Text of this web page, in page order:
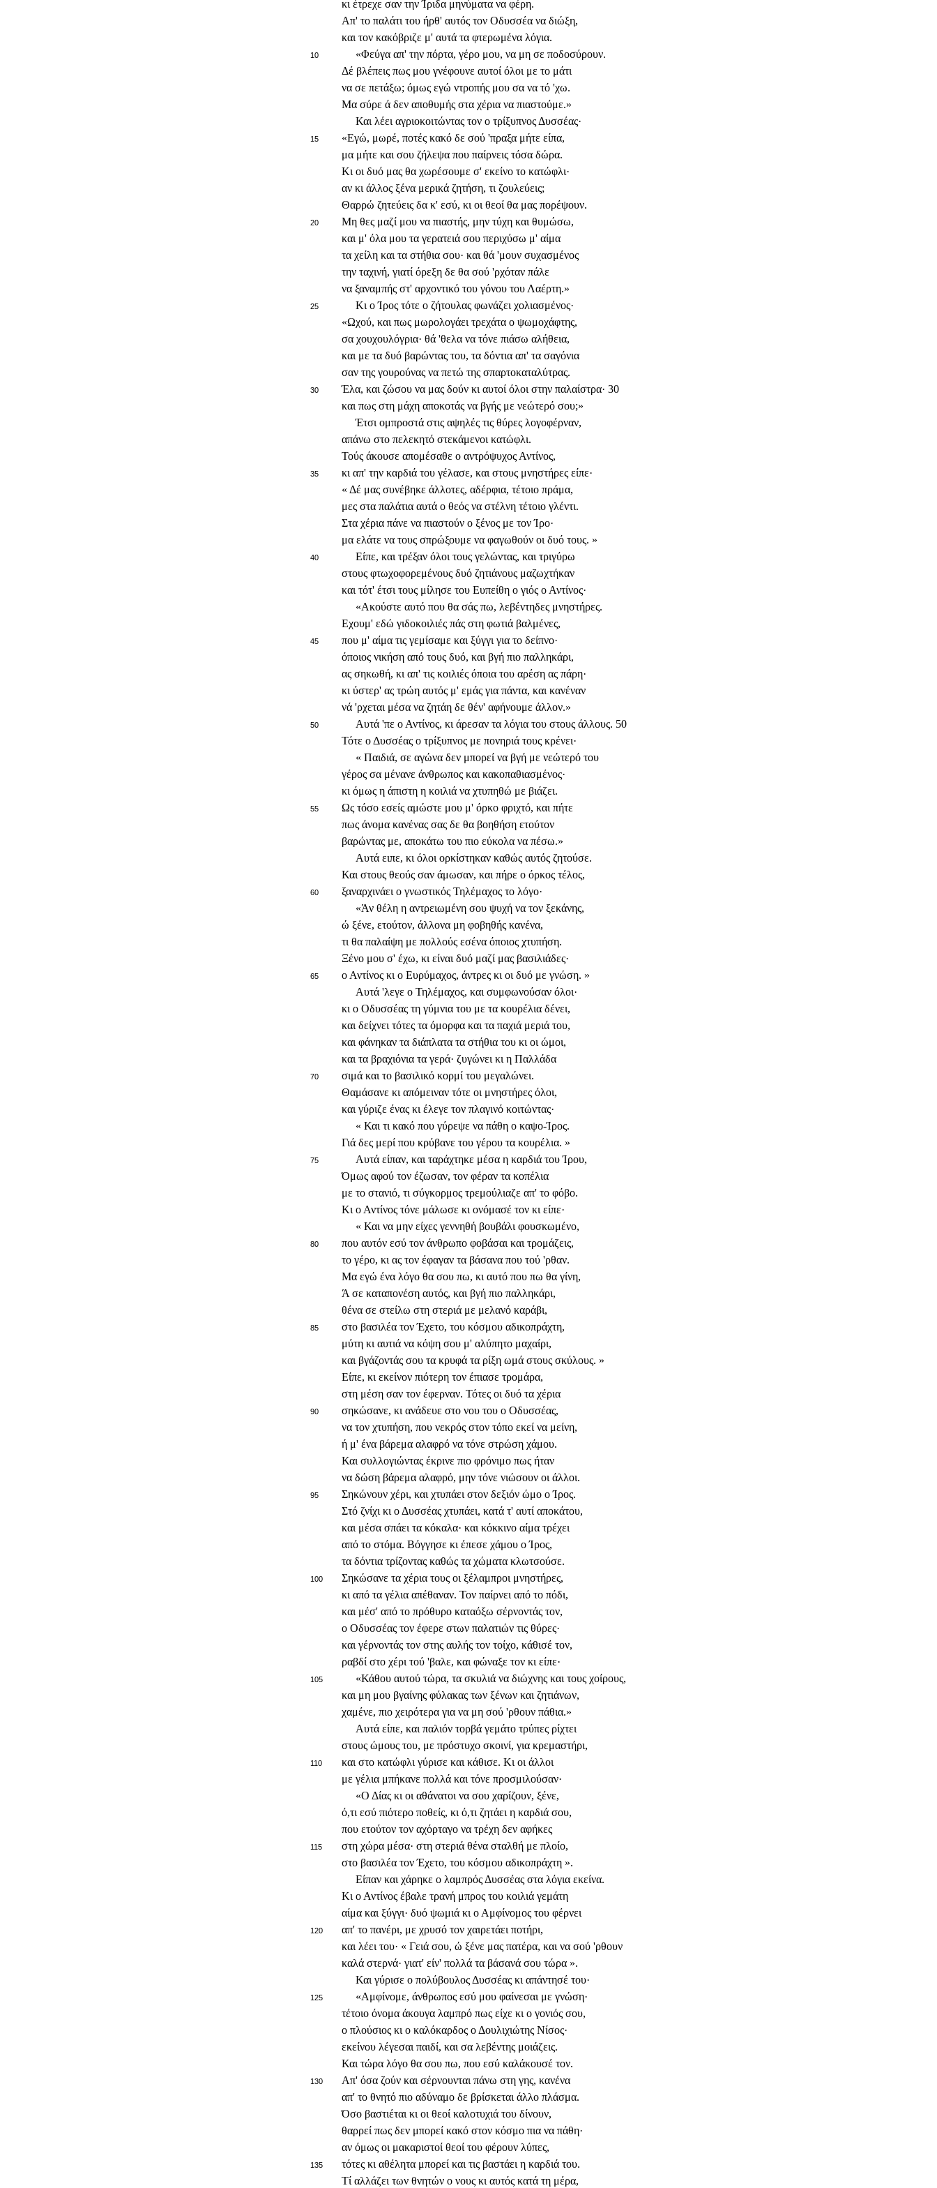
κι έτρεχε σαν την Ίριδα μηνύματα να φέρη.
Απ' το παλάτι του ήρθ' αυτός τον Οδυσσέα να διώξη,
και τον κακόβριζε μ' αυτά τα φτερωμένα λόγια.
10
«Φεύγα απ' την πόρτα, γέρο μου, να μη σε ποδοσύρουν.
Δέ βλέπεις πως μου γνέφουνε αυτοί όλοι με το μάτι
να σε πετάξω; όμως εγώ ντροπής μου σα να τό 'χω.
Μα σύρε ά δεν αποθυμής στα χέρια να πιαστούμε.»
Και λέει αγριοκοιτώντας τον ο τρίξυπνος Δυσσέας·
15
«Εγώ, μωρέ, ποτές κακό δε σού 'πραξα μήτε είπα,
μα μήτε και σου ζήλεψα που παίρνεις τόσα δώρα.
Κι οι δυό μας θα χωρέσουμε σ' εκείνο το κατώφλι·
αν κι άλλος ξένα μερικά ζητήση, τι ζουλεύεις;
Θαρρώ ζητεύεις δα κ' εσύ, κι οι θεοί θα μας πορέψουν.
20
Μη θες μαζί μου να πιαστής, μην τύχη και θυμώσω,
και μ' όλα μου τα γερατειά σου περιχύσω μ' αίμα
τα χείλη και τα στήθια σου· και θά 'μουν συχασμένος
την ταχινή, γιατί όρεξη δε θα σού 'ρχόταν πάλε
να ξαναμπής στ' αρχοντικό του γόνου του Λαέρτη.»
25
Κι ο Ίρος τότε ο ζήτουλας φωνάζει χολιασμένος·
«Ωχού, και πως μωρολογάει τρεχάτα ο ψωμοχάφτης,
σα χουχουλόγρια· θά 'θελα να τόνε πιάσω αλήθεια,
και με τα δυό βαρώντας του, τα δόντια απ' τα σαγόνια
σαν της γουρούνας να πετώ της σπαρτοκαταλύτρας.
30
Έλα, και ζώσου να μας δούν κι αυτοί όλοι στην παλαίστρα· 30
και πως στη μάχη αποκοτάς να βγής με νεώτερό σου;»
Έτσι ομπροστά στις αψηλές τις θύρες λογοφέρναν,
απάνω στο πελεκητό στεκάμενοι κατώφλι.
Τούς άκουσε απομέσαθε ο αντρόψυχος Αντίνος,
35
κι απ' την καρδιά του γέλασε, και στους μνηστήρες είπε·
« Δέ μας συνέβηκε άλλοτες, αδέρφια, τέτοιο πράμα,
μες στα παλάτια αυτά ο θεός να στέλνη τέτοιο γλέντι.
Στα χέρια πάνε να πιαστούν ο ξένος με τον Ίρο·
μα ελάτε να τους σπρώξουμε να φαγωθούν οι δυό τους. »
40
Είπε, και τρέξαν όλοι τους γελώντας, και τριγύρω
στους φτωχοφορεμένους δυό ζητιάνους μαζωχτήκαν
και τότ' έτσι τους μίλησε του Ευπείθη ο γιός ο Αντίνος·
«Ακούστε αυτό που θα σάς πω, λεβέντηδες μνηστήρες.
Εχουμ' εδώ γιδοκοιλιές πάς στη φωτιά βαλμένες,
45
που μ' αίμα τις γεμίσαμε και ξύγγι για το δείπνο·
όποιος νικήση από τους δυό, και βγή πιο παλληκάρι,
ας σηκωθή, κι απ' τις κοιλιές όποια του αρέση ας πάρη·
κι ύστερ' ας τρώη αυτός μ' εμάς για πάντα, και κανέναν
νά 'ρχεται μέσα να ζητάη δε θέν' αφήνουμε άλλον.»
50
Αυτά 'πε ο Αντίνος, κι άρεσαν τα λόγια του στους άλλους. 50
Τότε ο Δυσσέας ο τρίξυπνος με πονηριά τους κρένει·
« Παιδιά, σε αγώνα δεν μπορεί να βγή με νεώτερό του
γέρος σα μένανε άνθρωπος και κακοπαθιασμένος·
κι όμως η άπιστη η κοιλιά να χτυπηθώ με βιάζει.
55
Ως τόσο εσείς αμώστε μου μ' όρκο φριχτό, και πήτε
πως άνομα κανένας σας δε θα βοηθήση ετούτον
βαρώντας με, αποκάτω του πιο εύκολα να πέσω.»
Αυτά ειπε, κι όλοι ορκίστηκαν καθώς αυτός ζητούσε.
Και στους θεούς σαν άμωσαν, και πήρε ο όρκος τέλος,
60
ξαναρχινάει ο γνωστικός Τηλέμαχος το λόγο·
«Άν θέλη η αντρειωμένη σου ψυχή να τον ξεκάνης,
ώ ξένε, ετούτον, άλλονα μη φοβηθής κανένα,
τι θα παλαίψη με πολλούς εσένα όποιος χτυπήση.
Ξένο μου σ' έχω, κι είναι δυό μαζί μας βασιλιάδες·
65
ο Αντίνος κι ο Ευρύμαχος, άντρες κι οι δυό με γνώση. »
Αυτά 'λεγε ο Τηλέμαχος, και συμφωνούσαν όλοι·
κι ο Οδυσσέας τη γύμνια του με τα κουρέλια δένει,
και δείχνει τότες τα όμορφα και τα παχιά μεριά του,
και φάνηκαν τα διάπλατα τα στήθια του κι οι ώμοι,
και τα βραχιόνια τα γερά· ζυγώνει κι η Παλλάδα
70
σιμά και το βασιλικό κορμί του μεγαλώνει.
Θαμάσανε κι απόμειναν τότε οι μνηστήρες όλοι,
και γύριζε ένας κι έλεγε τον πλαγινό κοιτώντας·
« Και τι κακό που γύρεψε να πάθη ο καψο-Ίρος.
Γιά δες μερί που κρύβανε του γέρου τα κουρέλια. »
75
Αυτά είπαν, και ταράχτηκε μέσα η καρδιά του Ίρου,
Όμως αφού τον έζωσαν, τον φέραν τα κοπέλια
με το στανιό, τι σύγκορμος τρεμούλιαζε απ' το φόβο.
Κι ο Αντίνος τόνε μάλωσε κι ονόμασέ τον κι είπε·
« Και να μην είχες γεννηθή βουβάλι φουσκωμένο,
80
που αυτόν εσύ τον άνθρωπο φοβάσαι και τρομάζεις,
το γέρο, κι ας τον έφαγαν τα βάσανα που τού 'ρθαν.
Μα εγώ ένα λόγο θα σου πω, κι αυτό που πω θα γίνη,
Ά σε καταπονέση αυτός, και βγή πιο παλληκάρι,
θένα σε στείλω στη στεριά με μελανό καράβι,
85
στο βασιλέα τον Έχετο, του κόσμου αδικοπράχτη,
μύτη κι αυτιά να κόψη σου μ' αλύπητο μαχαίρι,
και βγάζοντάς σου τα κρυφά τα ρίξη ωμά στους σκύλους. »
Είπε, κι εκείνον πιότερη τον έπιασε τρομάρα,
στη μέση σαν τον έφερναν. Τότες οι δυό τα χέρια
90
σηκώσανε, κι ανάδευε στο νου του ο Οδυσσέας,
να τον χτυπήση, που νεκρός στον τόπο εκεί να μείνη,
ή μ' ένα βάρεμα αλαφρό να τόνε στρώση χάμου.
Και συλλογιώντας έκρινε πιο φρόνιμο πως ήταν
να δώση βάρεμα αλαφρό, μην τόνε νιώσουν οι άλλοι.
95
Σηκώνουν χέρι, και χτυπάει στον δεξιόν ώμο ο Ίρος.
Στό ζνίχι κι ο Δυσσέας χτυπάει, κατά τ' αυτί αποκάτου,
και μέσα σπάει τα κόκαλα· και κόκκινο αίμα τρέχει
από το στόμα. Βόγγησε κι έπεσε χάμου ο Ίρος,
τα δόντια τρίζοντας καθώς τα χώματα κλωτσούσε.
100
Σηκώσανε τα χέρια τους οι ξέλαμπροι μνηστήρες,
κι από τα γέλια απέθαναν. Τον παίρνει από το πόδι,
και μέσ' από το πρόθυρο καταόξω σέρνοντάς τον,
ο Οδυσσέας τον έφερε στων παλατιών τις θύρες·
και γέρνοντάς τον στης αυλής τον τοίχο, κάθισέ τον,
ραβδί στο χέρι τού 'βαλε, και φώναξε τον κι είπε·
105
«Κάθου αυτού τώρα, τα σκυλιά να διώχνης και τους χοίρους,
και μη μου βγαίνης φύλακας των ξένων και ζητιάνων,
χαμένε, πιο χειρότερα για να μη σού 'ρθουν πάθια.»
Αυτά είπε, και παλιόν τορβά γεμάτο τρύπες ρίχτει
στους ώμους του, με πρόστυχο σκοινί, για κρεμαστήρι,
110
και στο κατώφλι γύρισε και κάθισε. Κι οι άλλοι
με γέλια μπήκανε πολλά και τόνε προσμιλούσαν·
«Ο Δίας κι οι αθάνατοι να σου χαρίζουν, ξένε,
ό,τι εσύ πιότερο ποθείς, κι ό,τι ζητάει η καρδιά σου,
που ετούτον τον αχόρταγο να τρέχη δεν αφήκες
115
στη χώρα μέσα· στη στεριά θένα σταλθή με πλοίο,
στο βασιλέα τον Έχετο, του κόσμου αδικοπράχτη ».
Είπαν και χάρηκε ο λαμπρός Δυσσέας στα λόγια εκείνα.
Κι ο Αντίνος έβαλε τρανή μπρος του κοιλιά γεμάτη
αίμα και ξύγγι· δυό ψωμιά κι ο Αμφίνομος του φέρνει
120
απ' το πανέρι, με χρυσό τον χαιρετάει ποτήρι,
και λέει του· « Γειά σου, ώ ξένε μας πατέρα, και να σού 'ρθουν
καλά στερνά· γιατ' είν' πολλά τα βάσανά σου τώρα ».
Και γύρισε ο πολύβουλος Δυσσέας κι απάντησέ του·
125
«Αμφίνομε, άνθρωπος εσύ μου φαίνεσαι με γνώση·
τέτοιο όνομα άκουγα λαμπρό πως είχε κι ο γονιός σου,
ο πλούσιος κι ο καλόκαρδος ο Δουλιχιώτης Νίσος·
εκείνου λέγεσαι παιδί, και σα λεβέντης μοιάζεις.
Και τώρα λόγο θα σου πω, που εσύ καλάκουσέ τον.
130
Απ' όσα ζούν και σέρνουνται πάνω στη γης, κανένα
απ' το θνητό πιο αδύναμο δε βρίσκεται άλλο πλάσμα.
Όσο βαστιέται κι οι θεοί καλοτυχιά του δίνουν,
θαρρεί πως δεν μπορεί κακό στον κόσμο πια να πάθη·
αν όμως οι μακαριστοί θεοί του φέρουν λύπες,
135
τότες κι αθέλητα μπορεί και τις βαστάει η καρδιά του.
Τί αλλάζει των θνητών ο νους κι αυτός κατά τη μέρα,